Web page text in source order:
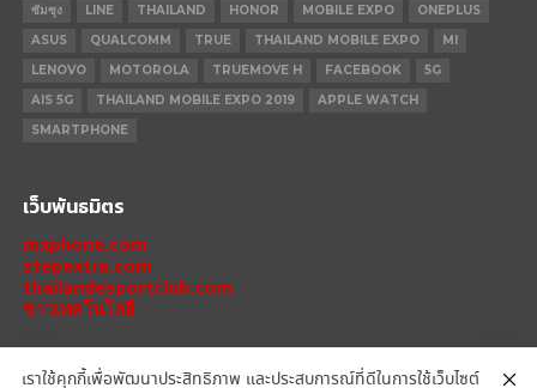
ซัมซุง
LINE THAILAND HONOR MOBILE EXPO
ONEPLUS
ASUS
QUALCOMM TRUE THAILAND MOBILE EXPO
MI
LENOVO
MOTOROLA TRUEMOVE H FACEBOOK
5G
AIS 5G
THAILAND MOBILE EXPO 2019
APPLE WATCH
SMARTPHONE
เว็บพันธมิตร
mxphone.com
stepextra.com
thailandesportclub.com
ข่าวเทคโนโลยี
เราใช้คุกกี้เพื่อพัฒนาประสิทธิภาพ และประสบการณ์ที่ดีในการใช้เว็บไซต์